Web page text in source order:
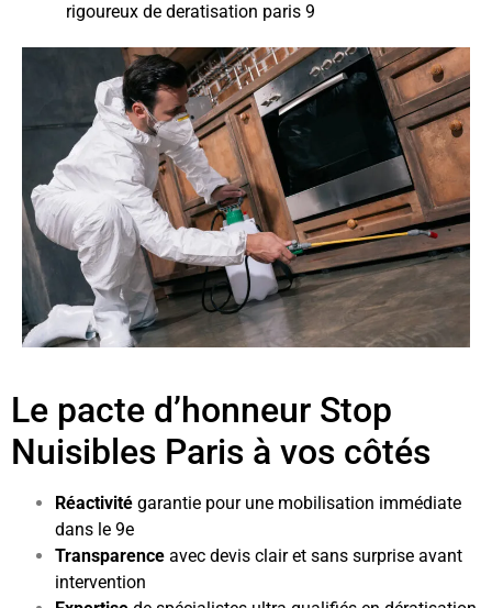
rigoureux de deratisation paris 9
Le pacte d’honneur Stop
Nuisibles Paris à vos côtés
Réactivité garantie pour une mobilisation immédiate
dans le 9e
Transparence avec devis clair et sans surprise avant
intervention